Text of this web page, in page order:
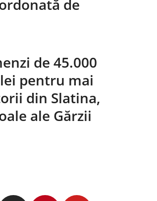
de
de 45.000
pentru mai
din Slatina,
ale Gărzii